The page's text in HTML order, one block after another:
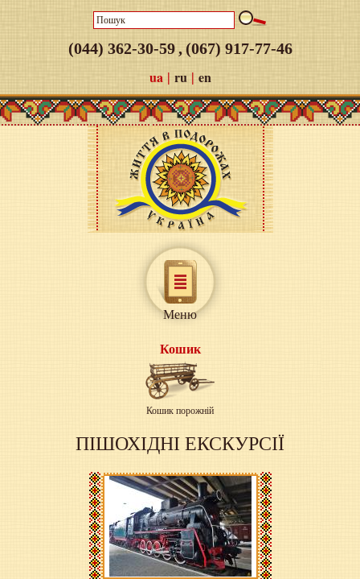
(044) 362-30-59 , (067) 917-77-46
ua | ru | en
Меню
Кошик
Кошик порожній
ПІШОХІДНІ ЕКСКУРСІЇ